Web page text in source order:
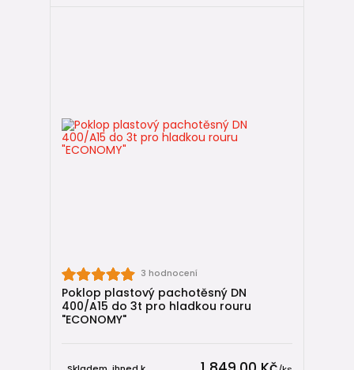
3 hodnocení
Poklop plastový pachotěsný DN
400/A15 do 3t pro hladkou rouru
"ECONOMY"